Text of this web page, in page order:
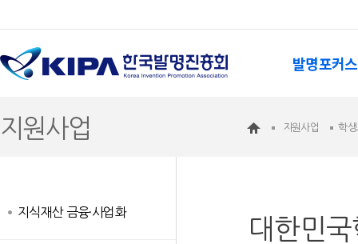
발명포커스
지원사업 지원사업 학
지식재산 금융·사업화
대한민